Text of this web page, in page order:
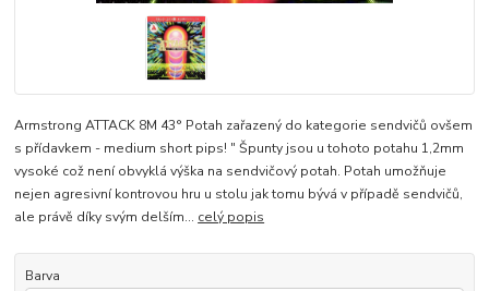
Armstrong ATTACK 8M 43° Potah zařazený do kategorie sendvičů ovšem
s přídavkem - medium short pips! " Špunty jsou u tohoto potahu 1,2mm
vysoké což není obvyklá výška na sendvičový potah. Potah umožňuje
nejen agresivní kontrovou hru u stolu jak tomu bývá v případě sendvičů,
ale právě díky svým delším... celý popis
Barva